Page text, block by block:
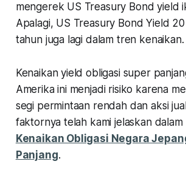
mengerek US Treasury Bond yield
Apalagi, US Treasury Bond Yield
tahun juga lagi dalam tren kenaikan.
Kenaikan yield obligasi super
Amerika ini menjadi risiko karena
segi permintaan rendah dan aksi
faktornya telah kami jelaskan dalam
Kenaikan Obligasi Negara
Panjang.